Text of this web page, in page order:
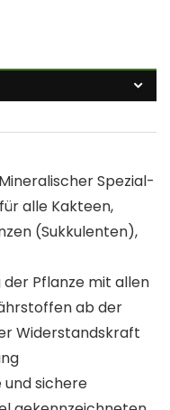
Spezial-
alle Kakteen,
(Sukkulenten),
Pflanze mit allen
ab der
Widerstandskraft
und sichere